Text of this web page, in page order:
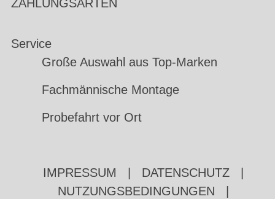
ZAHLUNGSARTEN
Service
Große Auswahl aus Top-Marken
Fachmännische Montage
Probefahrt vor Ort
IMPRESSUM DATENSCHUTZ
NUTZUNGSBEDINGUNGEN